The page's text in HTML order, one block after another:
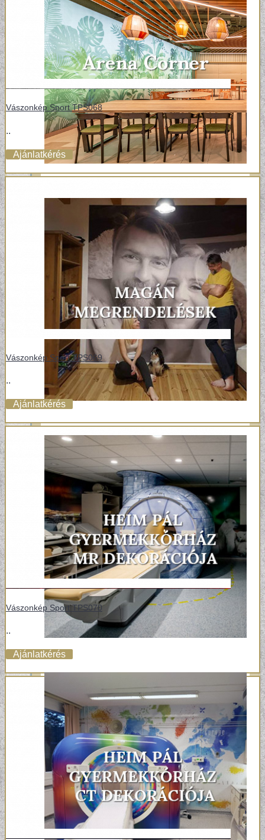
Vászonkép Sport TPS068
..
Ajánlatkérés
Vászonkép Sport TPS069
..
Ajánlatkérés
Vászonkép Sport TPS070
..
Ajánlatkérés